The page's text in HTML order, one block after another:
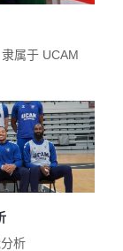
属于 UCAM
析